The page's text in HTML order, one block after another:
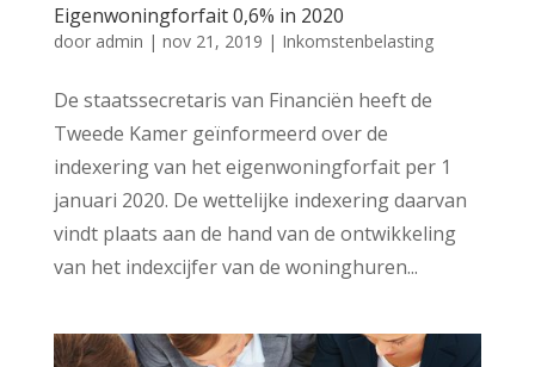
Eigenwoningforfait 0,6% in 2020
door admin | nov 21, 2019 | Inkomstenbelasting
De staatssecretaris van Financiën heeft de
Tweede Kamer geïnformeerd over de
indexering van het eigenwoningforfait per 1
januari 2020. De wettelijke indexering daarvan
vindt plaats aan de hand van de ontwikkeling
van het indexcijfer van de woninghuren...